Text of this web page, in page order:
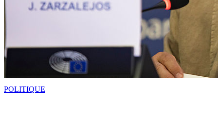
POLITIQUE